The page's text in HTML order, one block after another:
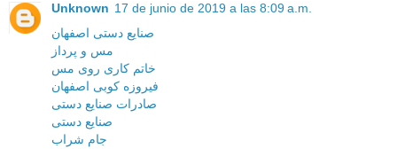
Unknown 17 de junio de 2019 a las 8:09 a.m.
صنایع دستی اصفهان
مس و پرداز
خاتم کاری روی مس
فیروزه کوبی اصفهان
صادرات صنایع دستی
صنایع دستی
جام شراب